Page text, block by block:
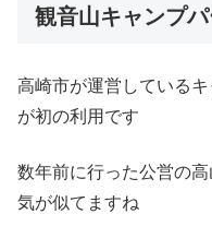
観音山キャンプ
高崎市が運営している
が初の利用です
数年前に行った公営の
気が似てますね